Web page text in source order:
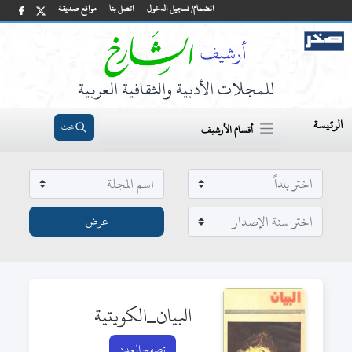
مواقع صديقة اتصل بنا انضمام/ تسجيل الدخول
للمجلات الأدبية والثقافية العربية
الرئيسة أقسام الأرشيف بحث
البيان_الكويتية